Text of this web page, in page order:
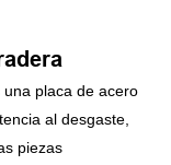
placa de acero
al desgaste,
piezas